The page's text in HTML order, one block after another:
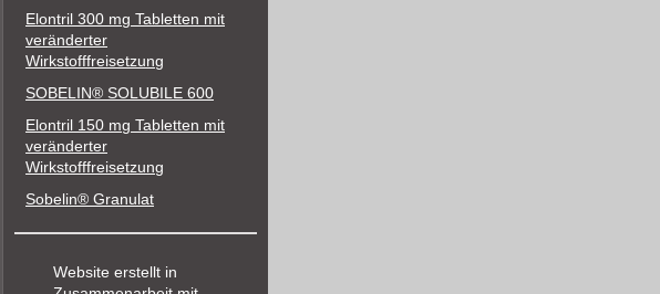
Elontril 300 mg Tabletten mit
veränderter
Wirkstofffreisetzung
SOBELIN® SOLUBILE 600
Elontril 150 mg Tabletten mit
veränderter
Wirkstofffreisetzung
Sobelin® Granulat
Website erstellt in